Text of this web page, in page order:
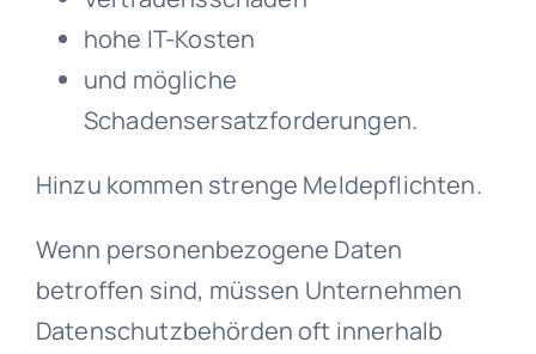
hohe IT-Kosten
und mögliche
Schadensersatzforderungen.
Hinzu kommen strenge Meldepflichten.
Wenn personenbezogene Daten
betroffen sind, müssen Unternehmen
Datenschutzbehörden oft innerhalb